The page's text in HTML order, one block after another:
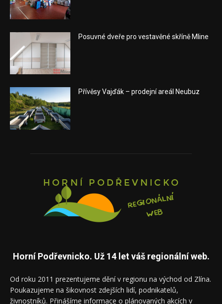
Posuvné dveře pro vestavěné skříně Mline
Přívěsy Vajďák – prodejní areál Neubuz
Horní Podřevnicko. Už 14 let váš regionální web.
Od roku 2011 prezentujeme dění v regionu na východ od Zlína.
Poukazujeme na šikovnost zdejších lidí, podnikatelů,
živnostníků. Přinášíme informace o plánovaných akcích v